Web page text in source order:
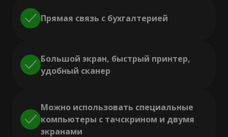
Прямая связь с бухгалтерией
Большой экран, быстрый принтер,
удобный сканер
Можно использовать специальные
компьютеры с тачскрином и двумя
экранами